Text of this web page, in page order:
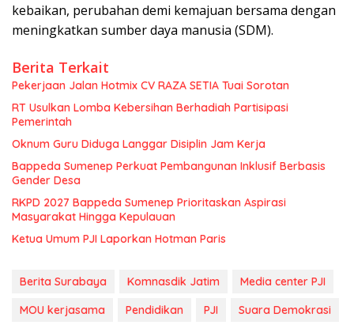
kebaikan, perubahan demi kemajuan bersama dengan
meningkatkan sumber daya manusia (SDM).
Berita Terkait
Pekerjaan Jalan Hotmix CV RAZA SETIA Tuai Sorotan
RT Usulkan Lomba Kebersihan Berhadiah Partisipasi
Pemerintah
Oknum Guru Diduga Langgar Disiplin Jam Kerja
Bappeda Sumenep Perkuat Pembangunan Inklusif Berbasis
Gender Desa
RKPD 2027 Bappeda Sumenep Prioritaskan Aspirasi
Masyarakat Hingga Kepulauan
Ketua Umum PJI Laporkan Hotman Paris
Berita Surabaya Komnasdik Jatim
Media center PJI
MOU kerjasama
Pendidikan PJI
Suara Demokrasi